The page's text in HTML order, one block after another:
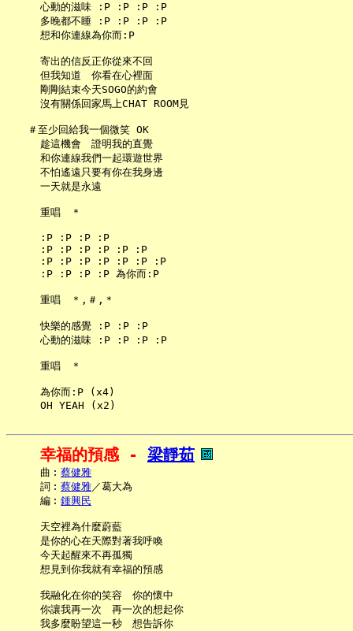
     心動的滋味 :P :P :P :P
     多晚都不睡 :P :P :P :P
     想和你連線為你而:P
     寄出的信反正你從來不回
     但我知道　你看在心裡面
     剛剛結束今天SOGO的約會
     沒有關係回家馬上CHAT ROOM見
   ＃至少回給我一個微笑 OK
     趁這機會　證明我的直覺
     和你連線我們一起環遊世界
     不怕遙遠只要有你在我身邊
     一天就是永遠
     重唱　＊
     :P :P :P :P
     :P :P :P :P :P :P
     :P :P :P :P :P :P :P
     :P :P :P :P 為你而:P
     重唱　＊,＃,＊
     快樂的感覺 :P :P :P
     心動的滋味 :P :P :P :P
     重唱　＊
     為你而:P (x4)
幸福的預感 - 梁靜茹
     曲︰
蔡健雅
     詞︰
蔡健雅／葛大為
     編︰
鍾興民
     天空裡為什麼蔚藍
     是你的心在天際對著我呼喚
     今天起醒來不再孤獨
     想見到你我就有幸福的預感
     我融化在你的笑容　你的懷中
     你讓我再一次　再一次的想起你
     我多麼盼望這一秒　想告訴你